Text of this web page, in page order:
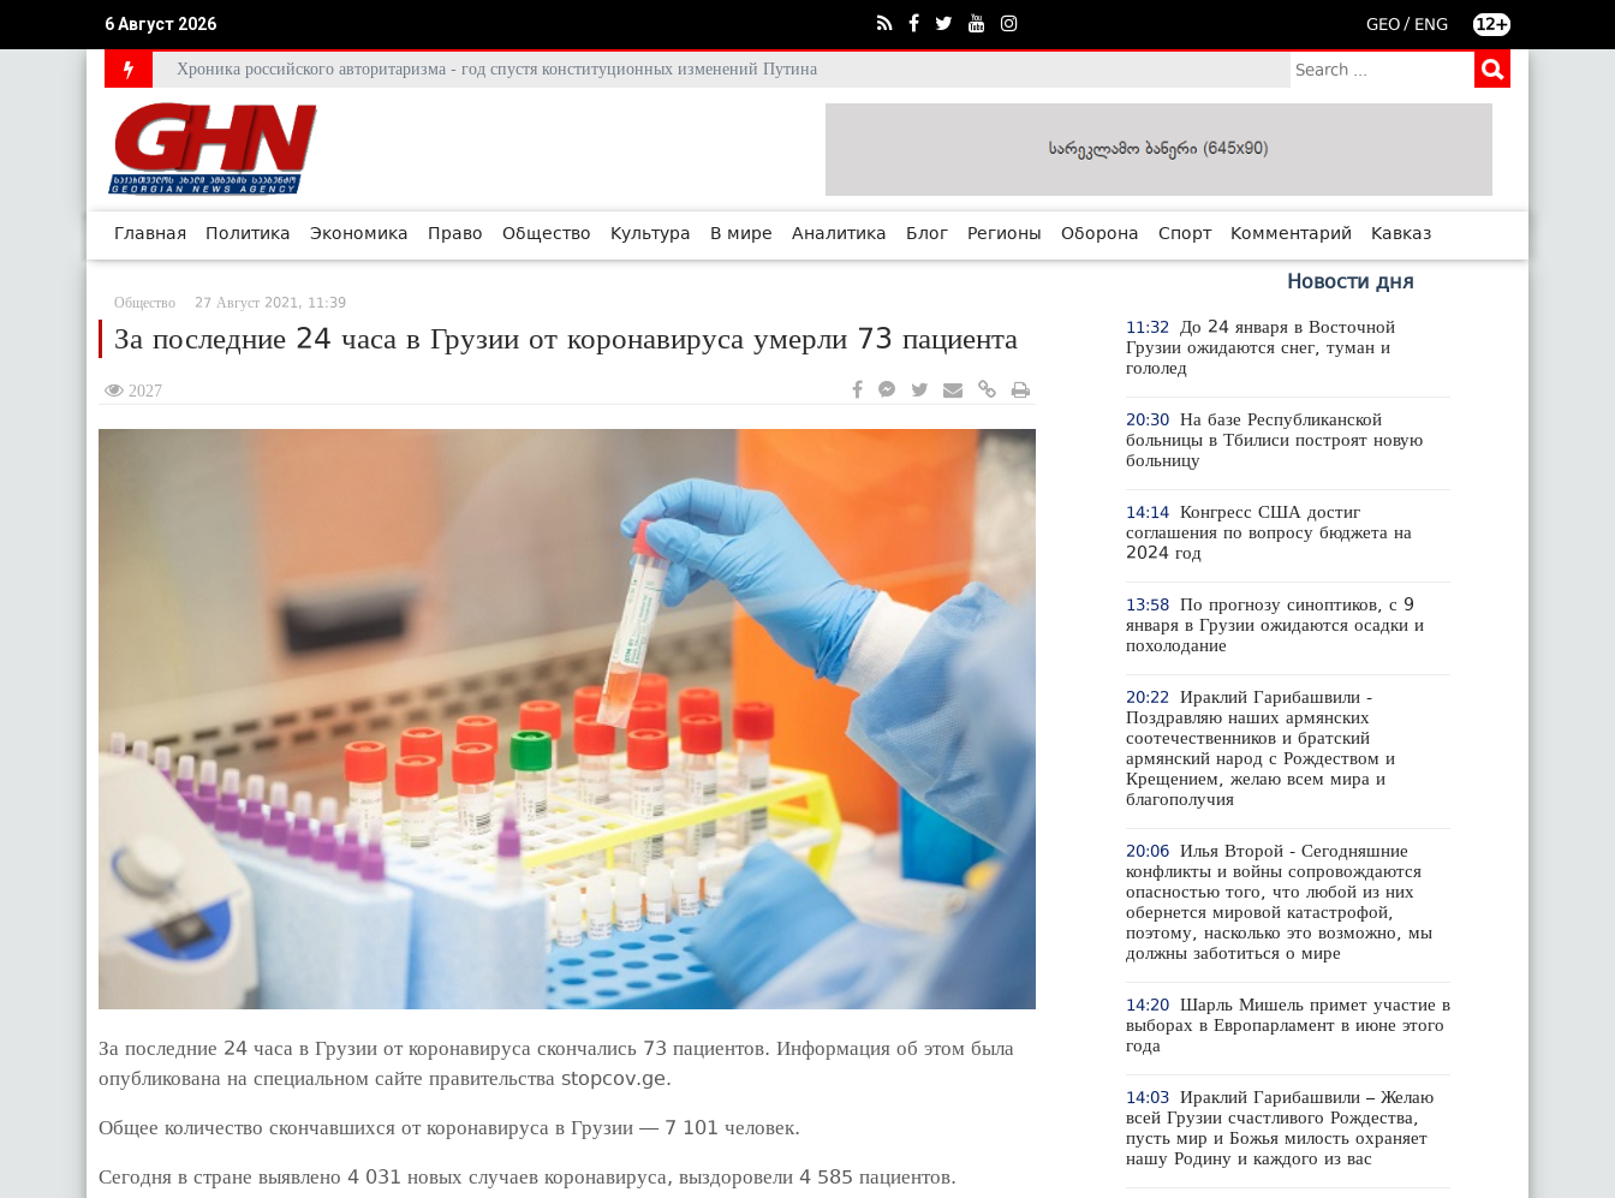
6 Август 2026 GEO / ENG 12+
Хроника российского авторитаризма - год спустя конституционных изменений Путина
Главная Политика Экономика Право Общество Культура В мире Аналитика Блог Регионы Оборона Спорт Комментарий Кавказ
Общество 27 Август 2021, 11:39
За последние 24 часа в Грузии от коронавируса умерли 73 пациента
2027
За последние 24 часа в Грузии от коронавируса скончались 73 пациентов. Информация об этом была
опубликована на специальном сайте правительства stopcov.ge.
Общее количество скончавшихся от коронавируса в Грузии — 7 101 человек.
Сегодня в стране выявлено 4 031 новых случаев коронавируса, выздоровели 4 585 пациентов.
Новости дня
11:32
До 24 января в Восточной
Грузии ожидаются снег, туман и
гололед
20:30 На базе Республиканской
больницы в Тбилиси построят новую
больницу
14:14 Конгресс США достиг
соглашения по вопросу бюджета на
2024 год
13:58 По прогнозу синоптиков, с 9
января в Грузии ожидаются осадки и
похолодание
20:22
Ираклий Гарибашвили -
Поздравляю наших армянских
соотечественников и братский
армянский народ с Рождеством и
Крещением, желаю всем мира и
благополучия
20:06 Илья Второй - Сегодняшние
конфликты и войны сопровождаются
опасностью того, что любой из них
обернется мировой катастрофой,
поэтому, насколько это возможно, мы
должны заботиться о мире
14:20 Шарль Мишель примет участие в
выборах в Европарламент в июне этого
года
14:03 Ираклий Гарибашвили – Желаю
всей Грузии счастливого Рождества,
пусть мир и Божья милость охраняет
нашу Родину и каждого из вас